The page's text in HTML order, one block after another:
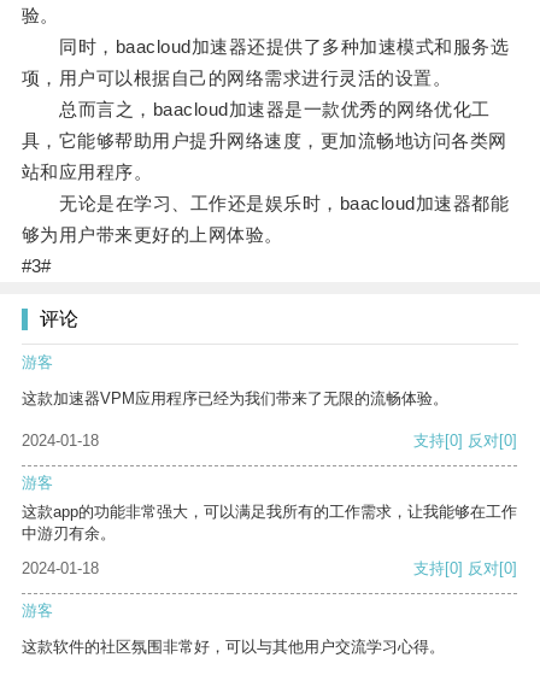
验。
同时，baacloud加速器还提供了多种加速模式和服务选
项，用户可以根据自己的网络需求进行灵活的设置。
总而言之，baacloud加速器是一款优秀的网络优化工
具，它能够帮助用户提升网络速度，更加流畅地访问各类网
站和应用程序。
无论是在学习、工作还是娱乐时，baacloud加速器都能
够为用户带来更好的上网体验。
#3#
评论
游客
这款加速器VPM应用程序已经为我们带来了无限的流畅体验。
2024-01-18 支持[0] 反对[0]
游客
这款app的功能非常强大，可以满足我所有的工作需求，让我能够在工作
中游刃有余。
2024-01-18
支持[0] 反对[0]
游客
这款软件的社区氛围非常好，可以与其他用户交流学习心得。